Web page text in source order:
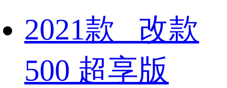
2021款 改款
500 超享版